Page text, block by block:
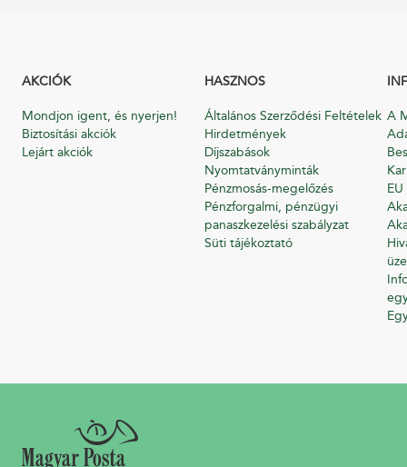
AKCIÓK
Mondjon igent, és nyerjen!
Biztosítási akciók
Lejárt akciók
HASZNOS
Általános Szerződési Feltételek
Hirdetmények
Díjszabások
Nyomtatványminták
Pénzmosás-megelőzés
Pénzforgalmi, pénzügyi
panaszkezelési szabályzat
Süti tájékoztató
A